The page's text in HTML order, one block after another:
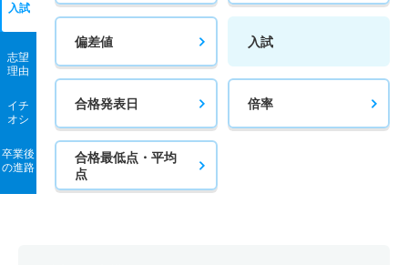
入試
志望
理由
イチ
オシ
卒業後
の進路
偏差値 入試
合格発表日 倍率
合格最低点・平均
点